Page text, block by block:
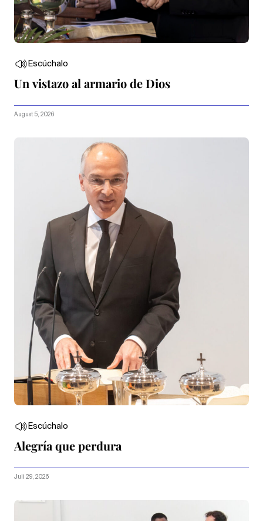
Escúchalo
Un vistazo al armario de Dios
August 5, 2026
Escúchalo
Alegría que perdura
Juli 29, 2026